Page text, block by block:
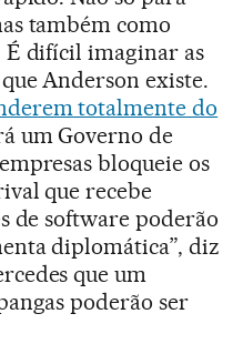
também como
difícil imaginar as
Anderson existe.
totalmente do
um Governo de
bloqueie os
que recebe
de software poderão
diplomática”, diz
que um
poderão ser